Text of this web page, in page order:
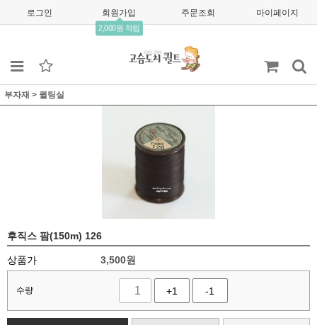
로그인 회원가입
2,000원 적립
주문조회 마이페이지
부자재 > 퀼팅실
후직스 팜(150m) 126
상품가 3,500원
수량 +1 -1